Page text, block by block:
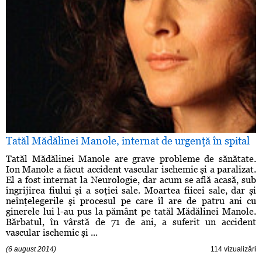
Tatăl Mădălinei Manole, internat de urgenţă în spital
Tatăl Mădălinei Manole are grave probleme de sănătate.
Ion Manole a făcut accident vascular ischemic şi a paralizat.
El a fost internat la Neurologie, dar acum se află acasă, sub
îngrijirea fiului şi a soţiei sale. Moartea fiicei sale, dar şi
neînţelegerile şi procesul pe care îl are de patru ani cu
ginerele lui l-au pus la pământ pe tatăl Mădălinei Manole.
Bărbatul, în vârstă de 71 de ani, a suferit un accident
vascular ischemic şi ...
(6 august 2014) 114 vizualizări